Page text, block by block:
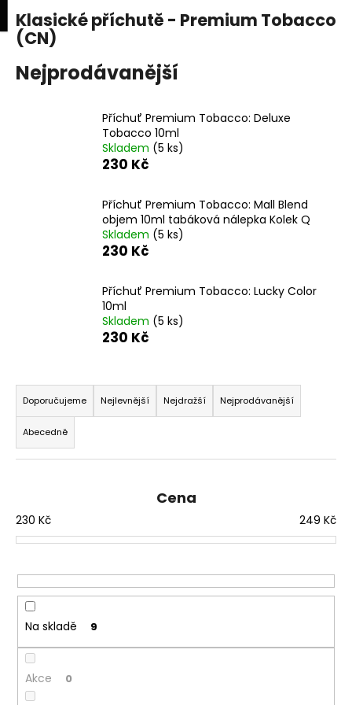
Přejít
na
obsah
Klasické příchutě - Premium Tobacco
(CN)
Nejprodávanější
Příchuť Premium Tobacco: Deluxe
Tobacco 10ml
Skladem (5 ks)
230 Kč
Příchuť Premium Tobacco: Mall Blend
objem 10ml tabáková nálepka Kolek Q
Skladem (5 ks)
230 Kč
Příchuť Premium Tobacco: Lucky Color
10ml
Skladem (5 ks)
230 Kč
Ř
a
z
e
n
r
o
u
k
ů
Doporučujeme Nejlevnější Nejdražší Nejprodávanější
Abecedně
Cena
230 Kč 249 Kč
Na skladě 9
Akce 0
o Zpět
Zpět
C
j
í
t
?
HLEDAT
D
o
o
u